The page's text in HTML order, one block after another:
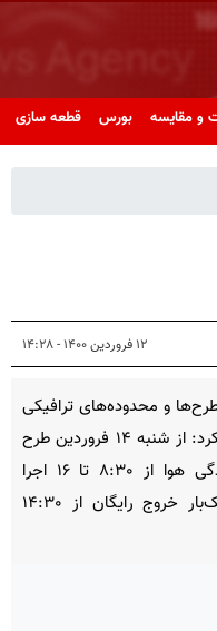
و مقایسه بورس قطعه سازی
۱۲ فروردین ۱۴۰۰ - ۱۴:۲۸
و محدوده‌های ترافیکی
شهرداری تهران اعلام کرد: از شنبه ۱۴ فروردین طرح
ترافیک و کاهش آلودگی هوا از ۸:۳۰ تا ۱۶ اجرا
می‌شود و رانندگان یک‌بار خروج رایگان از ۱۴:۳۰